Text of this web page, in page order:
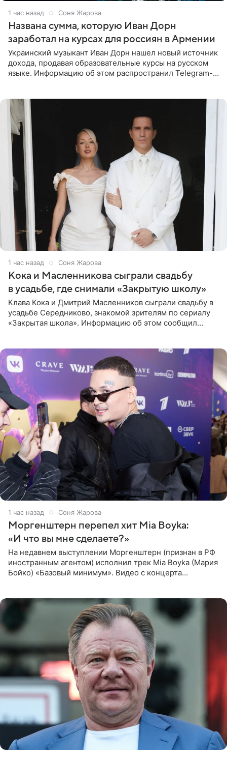
1 час назад Соня Жарова
Названа сумма, которую Иван Дорн
заработал на курсах для россиян в Армении
Украинский музыкант Иван Дорн нашел новый источник
дохода, продавая образовательные курсы на русском
языке. Информацию об этом распространил Telegram-
1 час назад Соня Жарова
Кока и Масленникова сыграли свадьбу
в усадьбе, где снимали «Закрытую школу»
Клава Кока и Дмитрий Масленников сыграли свадьбу в
усадьбе Середниково, знакомой зрителям по сериалу
«Закрытая школа». Информацию об этом сообщил
1 час назад Соня Жарова
Моргенштерн перепел хит Mia Boyka:
«И что вы мне сделаете?»
На недавнем выступлении Моргенштерн (признан в РФ
иностранным агентом) исполнил трек Mia Boyka (Мария
Бойко) «Базовый минимум». Видео с концерта